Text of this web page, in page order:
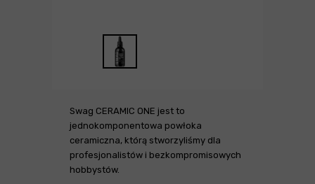
Swag CERAMIC ONE jest to
jednokomponentowa powłoka
ceramiczna, którą stworzyliśmy dla
profesjonalistów i bezkompromisowych
hobbystów.